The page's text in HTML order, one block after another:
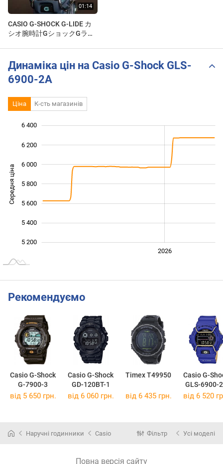
CASIO G-SHOCK G-LIDE カ
シオ腕時計GショックGライ
Динаміка цін на Casio G-Shock GLS-
6900-2A
Ціна К-сть магазинів
Середня ціна 5 200
5 200
5 400
5 600
5 800
6 000
6 200
6 400
2026
Рекомендуємо
Casio G-Shock
G-7900-3
Casio G-Shock
GD-120BT-1
Timex T49950
Casio G-
GLS-6900-
від 5 650 грн. від 6 060 грн. від 6 435 грн. від 6 520
Наручні годинники Casio Фільтр Усі моделі
Повна версія сайту